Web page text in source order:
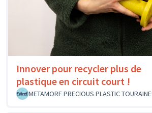
Innover pour recycler plus de
plastique en circuit court !
METAMORF PRECIOUS PLASTIC TOURAINE